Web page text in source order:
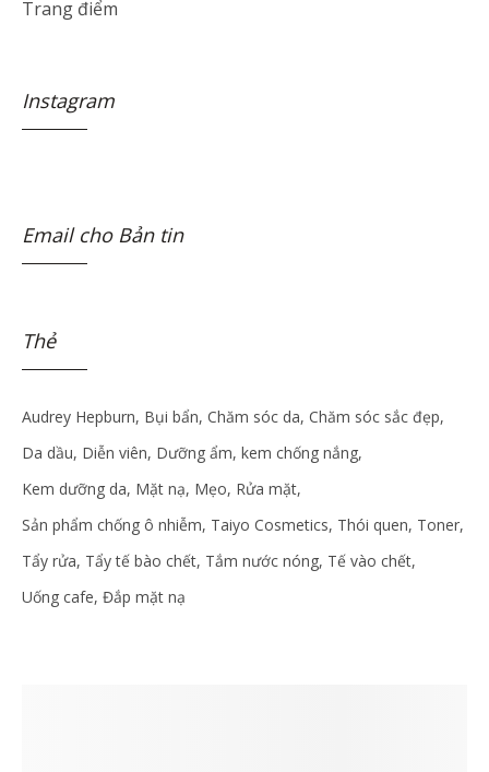
Trang điểm
Instagram
Email cho Bản tin
Thẻ
Audrey Hepburn Bụi bẩn Chăm sóc da Chăm sóc sắc đẹp
Da dầu Diễn viên Dưỡng ẩm kem chống nắng
Kem dưỡng da Mặt nạ Mẹo Rửa mặt
Sản phẩm chống ô nhiễm Taiyo Cosmetics Thói quen Toner
Tẩy rửa Tẩy tế bào chết Tắm nước nóng Tế vào chết
Uống cafe Đắp mặt nạ